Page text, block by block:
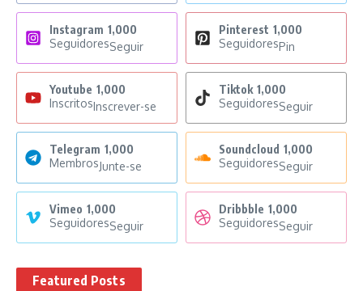
Instagram 1,000
SeguidoresSeguir
Pinterest 1,000
SeguidoresPin
Youtube 1,000
InscritosInscrever-se
Tiktok 1,000
SeguidoresSeguir
Telegram 1,000
MembrosJunte-se
Soundcloud 1,000
SeguidoresSeguir
Vimeo 1,000
SeguidoresSeguir
Dribbble 1,000
SeguidoresSeguir
Featured Posts